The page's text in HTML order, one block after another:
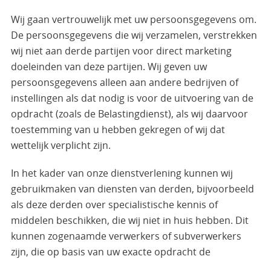
Wij gaan vertrouwelijk met uw persoonsgegevens om.
De persoonsgegevens die wij verzamelen, verstrekken
wij niet aan derde partijen voor direct marketing
doeleinden van deze partijen. Wij geven uw
persoonsgegevens alleen aan andere bedrijven of
instellingen als dat nodig is voor de uitvoering van de
opdracht (zoals de Belastingdienst), als wij daarvoor
toestemming van u hebben gekregen of wij dat
wettelijk verplicht zijn.
In het kader van onze dienstverlening kunnen wij
gebruikmaken van diensten van derden, bijvoorbeeld
als deze derden over specialistische kennis of
middelen beschikken, die wij niet in huis hebben. Dit
kunnen zogenaamde verwerkers of subverwerkers
zijn, die op basis van uw exacte opdracht de